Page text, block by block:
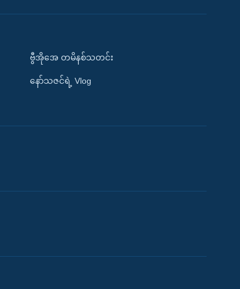
ဗွီအိုအေ တမိနစ်သတင်း
နော်သဇင်ရဲ့ Vlog